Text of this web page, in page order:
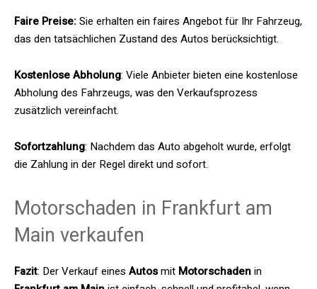
Faire Preise:Sie erhalten ein faires Angebot für Ihr Fahrzeug,
das den tatsächlichen Zustand des Autos berücksichtigt.
Kostenlose Abholung: Viele Anbieter bieten eine kostenlose
Abholung des Fahrzeugs, was den Verkaufsprozess
zusätzlich vereinfacht.
Sofortzahlung: Nachdem das Auto abgeholt wurde, erfolgt
die Zahlung in der Regel direkt und sofort.
Motorschaden in Frankfurt am
Main verkaufen
Fazit: Der Verkauf eines Autosmit Motorschadenin